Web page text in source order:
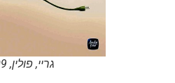
גריי, פולין, 2009